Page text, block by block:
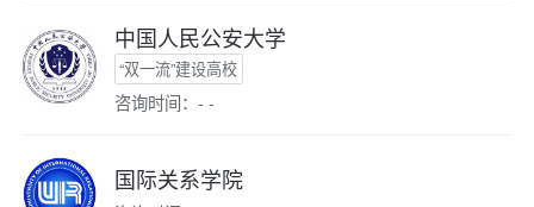
中国人民公安大学
“双一流”建设高校
咨询时间：- -
国际关系学院